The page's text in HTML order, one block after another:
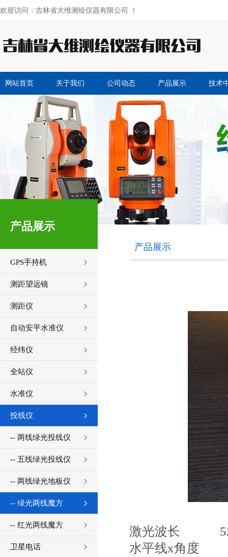
欢迎访问：吉林省大维测绘仪器有限公司 ！
网站首页 关于我们 公司动态 产品展示 技术
产品展示
GPS手持机
测距望远镜
测距仪
自动安平水准仪
经纬仪
全站仪
水准仪
投线仪
-- 两线绿光投线仪
-- 五线绿光投线仪
-- 两线绿光地板仪
-- 绿光两线魔方
-- 红光两线魔方
卫星电话
产品展示
激光波长
水平线x角度